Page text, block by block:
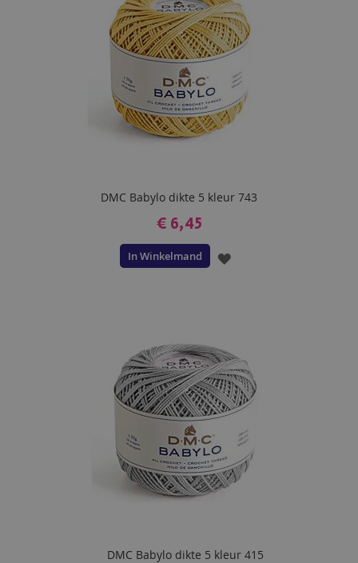
DMC Babylo dikte 5 kleur 743
€ 6,45
In Winkelmand
VOEG
DMC Babylo dikte 5 kleur 415